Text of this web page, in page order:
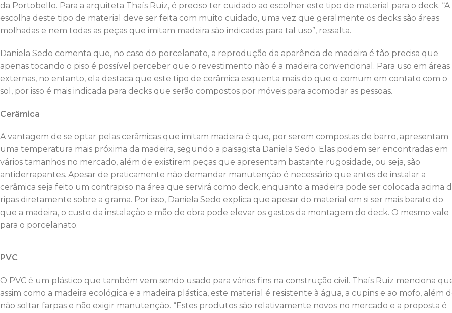
da Portobello. Para a arquiteta Thaís Ruiz, é preciso ter cuidado ao escolher este tipo de material para o deck. “A
escolha deste tipo de material deve ser feita com muito cuidado, uma vez que geralmente os decks são áreas
molhadas e nem todas as peças que imitam madeira são indicadas para tal uso”, ressalta.
Daniela Sedo comenta que, no caso do porcelanato, a reprodução da aparência de madeira é tão precisa que
apenas tocando o piso é possível perceber que o revestimento não é a madeira convencional. Para uso em áreas
externas, no entanto, ela destaca que este tipo de cerâmica esquenta mais do que o comum em contato com o
sol, por isso é mais indicada para decks que serão compostos por móveis para acomodar as pessoas.
Cerâmica
A vantagem de se optar pelas cerâmicas que imitam madeira é que, por serem compostas de barro, apresentam
uma temperatura mais próxima da madeira, segundo a paisagista Daniela Sedo. Elas podem ser encontradas em
vários tamanhos no mercado, além de existirem peças que apresentam bastante rugosidade, ou seja, são
antiderrapantes. Apesar de praticamente não demandar manutenção é necessário que antes de instalar a
cerâmica seja feito um contrapiso na área que servirá como deck, enquanto a madeira pode ser colocada acima
ripas diretamente sobre a grama. Por isso, Daniela Sedo explica que apesar do material em si ser mais barato do
que a madeira, o custo da instalação e mão de obra pode elevar os gastos da montagem do deck. O mesmo vale
para o porcelanato.
PVC
O PVC é um plástico que também vem sendo usado para vários fins na construção civil. Thaís Ruiz menciona
assim como a madeira ecológica e a madeira plástica, este material é resistente à água, a cupins e ao mofo, além
não soltar farpas e não exigir manutenção. “Estes produtos são relativamente novos no mercado e a proposta é